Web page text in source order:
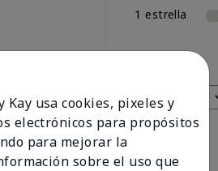
1 estrella
Kay usa cookies, pixeles y
electrónicos para propósitos
para mejorar la
sobre el uso que